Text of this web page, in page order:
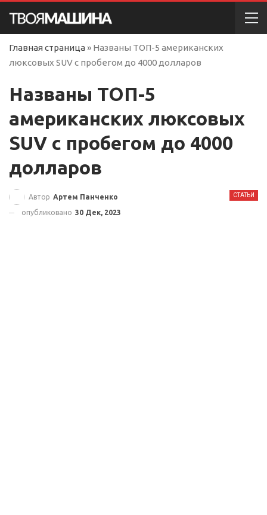
Главная страница » Названы ТОП-5 американских
люксовых SUV с пробегом до 4000 долларов
Названы ТОП-5
американских люксовых
SUV с пробегом до 4000
долларов
СТАТЬИ
Автор Артем Панченко
опубликовано 30 Дек, 2023